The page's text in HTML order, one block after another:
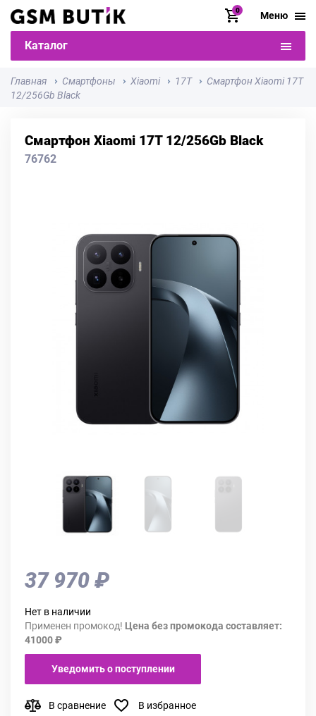
0 Меню
Каталог
Главная Смартфоны Xiaomi 17T
Смартфон Xiaomi 17T
12/256Gb Black
Смартфон Xiaomi 17T 12/256Gb Black
76762
37 970 ₽
Нет в наличии
Применен промокод! Цена без промокода составляет:
41000 ₽
Уведомить о поступлении
В сравнение В избранное